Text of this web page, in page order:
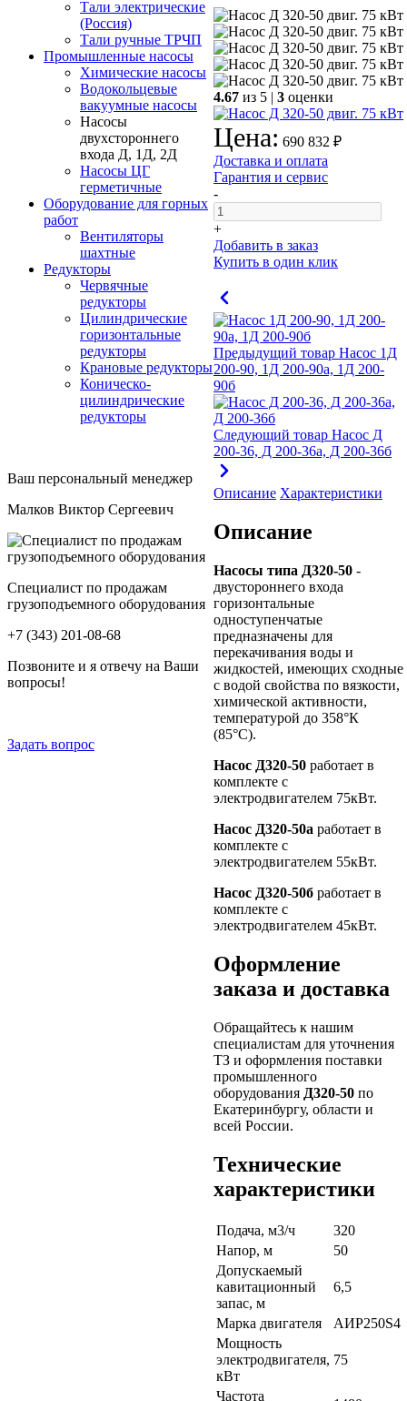
Тали электрические
(Россия)
Тали ручные ТРЧП
Промышленные насосы
Химические насосы
Водокольцевые
вакуумные насосы
Насосы
двухстороннего
входа Д, 1Д, 2Д
Насосы ЦГ
герметичные
Оборудование для горных
работ
Вентиляторы
шахтные
Редукторы
Червячные
редукторы
Цилиндрические
горизонтальные
редукторы
Крановые редукторы
Коническо-
цилиндрические
редукторы
Ваш персональный менеджер
Малков Виктор Сергеевич
Специалист по продажам
грузоподъемного оборудования
+7 (343) 201-08-68
Позвоните и я отвечу на Ваши
вопросы!
Задать вопрос
4.67 из 5 | 3 оценки
Цена: 690 832 ₽
Доставка и оплата
Гарантия и сервис
-
+
Добавить в заказ
Купить в один клик
Предыдущий товар Насос 1Д
200-90, 1Д 200-90а, 1Д 200-
90б
Следующий товар Насос Д
200-36, Д 200-36а, Д 200-36б
Описание Характеристики
Описание
Насосы типа Д320-50 -
двустороннего входа
горизонтальные
одноступенчатые
предназначены для
перекачивания воды и
жидкостей, имеющих сходные
с водой свойства по вязкости,
химической активности,
температурой до 358°К
(85°С).
Насос Д320-50 работает в
комплекте с
электродвигателем 75кВт.
Насос Д320-50а работает в
комплекте с
электродвигателем 55кВт.
Насос Д320-50б работает в
комплекте с
электродвигателем 45кВт.
Оформление
заказа и доставка
Обращайтесь к нашим
специалистам для уточнения
ТЗ и оформления поставки
промышленного
оборудования Д320-50 по
Екатеринбургу, области и
всей России.
Технические
характеристики
Подача, м3/ч
320
Напор, м
50
Допускаемый
кавитационный
запас, м
6,5
Марка двигателя
АИР250S4
Мощность
электродвигателя,
кВт
75
Частота